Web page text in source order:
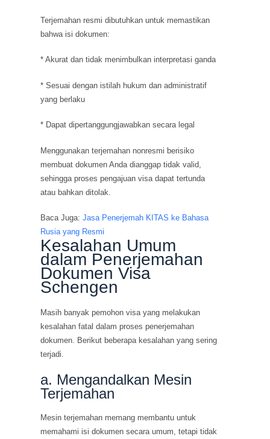
Terjemahan resmi dibutuhkan untuk memastikan
bahwa isi dokumen:
* Akurat dan tidak menimbulkan interpretasi ganda
* Sesuai dengan istilah hukum dan administratif
yang berlaku
* Dapat dipertanggungjawabkan secara legal
Menggunakan terjemahan nonresmi berisiko
membuat dokumen Anda dianggap tidak valid,
sehingga proses pengajuan visa dapat tertunda
atau bahkan ditolak.
Baca Juga:Jasa Penerjemah KITAS ke Bahasa
Rusia yang Resmi
Kesalahan Umum
dalam Penerjemahan
Dokumen Visa
Schengen
Masih banyak pemohon visa yang melakukan
kesalahan fatal dalam proses penerjemahan
dokumen. Berikut beberapa kesalahan yang sering
terjadi.
a. Mengandalkan Mesin
Terjemahan
Mesin terjemahan memang membantu untuk
memahami isi dokumen secara umum, tetapi tidak